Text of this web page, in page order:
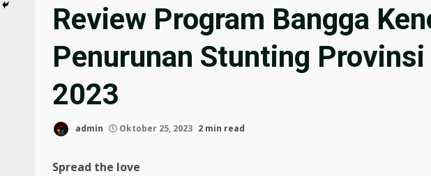
Review Program Bangga
Penurunan Stunting Provinsi
2023
admin Oktober 25, 2023 2 min read
Spread the love